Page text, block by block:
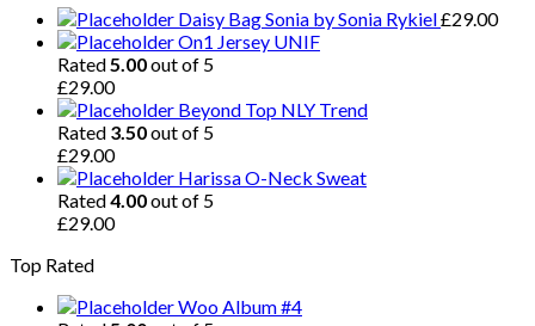
Daisy Bag Sonia by Sonia Rykiel£29.00
On1 Jersey UNIF
Rated 5.00out of 5
£29.00
Beyond Top NLY Trend
Rated 3.50out of 5
£29.00
Harissa O-Neck Sweat
Rated4.00out of 5
£29.00
Top Rated
Woo Album #4